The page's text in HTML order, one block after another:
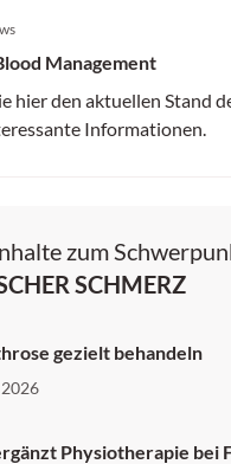
Management
hier den aktuellen Stand
Informationen.
zum
SCHMERZ
gezielt behandeln
Physiotherapie bei